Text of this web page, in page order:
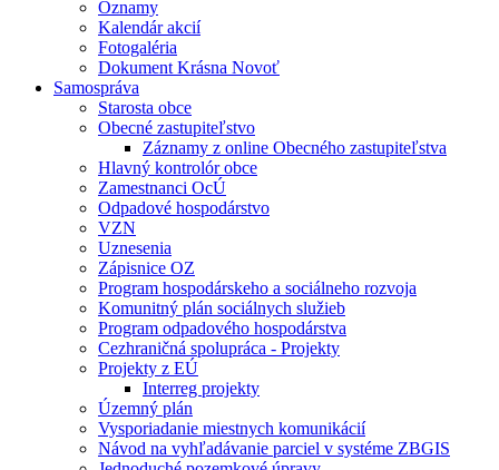
Oznamy
Kalendár akcií
Fotogaléria
Dokument Krásna Novoť
Samospráva
Starosta obce
Obecné zastupiteľstvo
Záznamy z online Obecného zastupiteľstva
Hlavný kontrolór obce
Zamestnanci OcÚ
Odpadové hospodárstvo
VZN
Uznesenia
Zápisnice OZ
Program hospodárskeho a sociálneho rozvoja
Komunitný plán sociálnych služieb
Program odpadového hospodárstva
Cezhraničná spolupráca - Projekty
Projekty z EÚ
Interreg projekty
Územný plán
Vysporiadanie miestnych komunikácií
Návod na vyhľadávanie parciel v systéme ZBGIS